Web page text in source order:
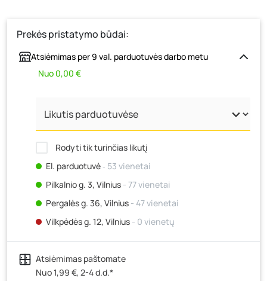
Prekės pristatymo būdai:
Atsiėmimas per 9 val. parduotuvės darbo metu
Nuo 0,00 €
Rodyti tik turinčias likutį
El. parduotuvė‐ 53 vienetai
Pilkalnio g. 3, Vilnius - 77 vienetai
Pergalės g. 36, Vilnius - 47 vienetai
Vilkpėdės g. 12, Vilnius - 0 vienetų
Ateities g. 15, Vilnius- 0 vienetų
Kauno r., Narsiečių k., Vytauto g. 183, Kaunas
vienetas
Atsiėmimas paštomate
Nuo 1,99 €, 2-4 d.d.*